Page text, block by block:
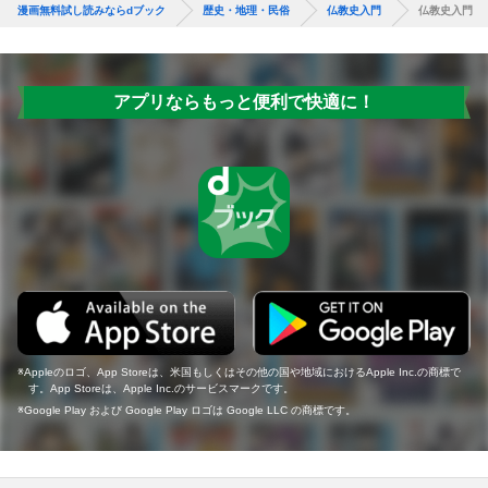
漫画無料試し読みならdブック 歴史・地理・民俗 仏教史入門 仏教史入門
アプリならもっと便利で快適に！
Appleのロゴ、App Storeは、米国もしくはその他の国や地域におけるApple Inc.の商標で
す。App Storeは、Apple Inc.のサービスマークです。
Google Play および Google Play ロゴは Google LLC の商標です。